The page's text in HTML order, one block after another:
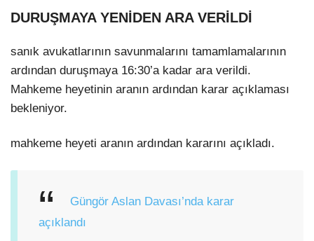
DURUŞMAYA YENİDEN ARA VERİLDİ
sanık avukatlarının savunmalarını tamamlamalarının
ardından duruşmaya 16:30’a kadar ara verildi.
Mahkeme heyetinin aranın ardından karar açıklaması
bekleniyor.
mahkeme heyeti aranın ardından kararını açıkladı.
Güngör Aslan Davası’nda karar
açıklandı